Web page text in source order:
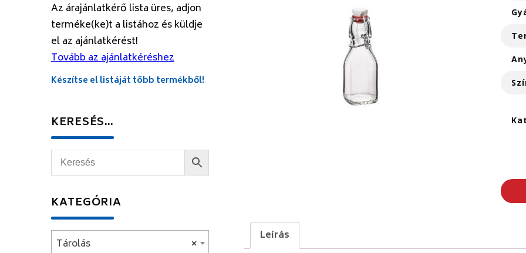
Leírás
Az árajánlatkérő lista üres, adjon
terméke(ke)t a listához és küldje
el az ajánlatkérést!
Tovább az ajánlatkéréshez
Készítse el listáját több termékből!
KERESÉS…
KATEGÓRIA
×
Tárolás